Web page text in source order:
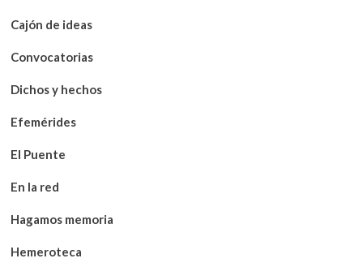
Cajón de ideas
Convocatorias
Dichos y hechos
Efemérides
El Puente
En la red
Hagamos memoria
Hemeroteca